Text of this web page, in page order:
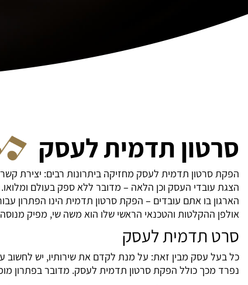
סרטון תדמית לעסק
הפקת סרטון תדמית לעסק מחזיקה ביתרונות רבים: יצירת
הצגת עובדי העסק וכן הלאה – מדובר ללא ספק בעולם
הארגון בו אתם עובדים – הפקת סרטון תדמית הינו הפתרון
אולפן ההקלטות והטכנאי הראשי שלו הוא משה שי, מפיק
סרט תדמית לעסק
כל בעל עסק מבין זאת: על מנת לקדם את שירותיו, יש לחשוב
נפרד מכך כולל הפקת סרטון תדמית לעסק. מדובר בפתרון